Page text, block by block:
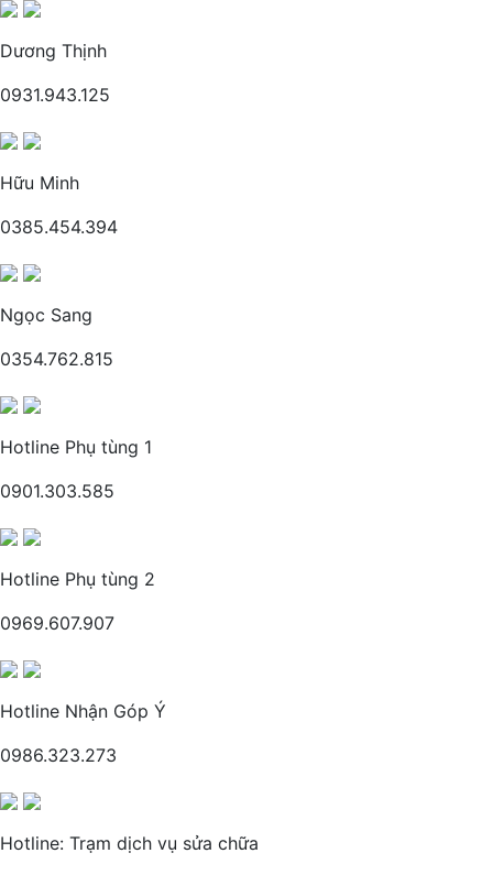
Dương Thịnh
0931.943.125
Hữu Minh
0385.454.394
Ngọc Sang
0354.762.815
Hotline Phụ tùng 1
0901.303.585
Hotline Phụ tùng 2
0969.607.907
Hotline Nhận Góp Ý
0986.323.273
Hotline: Trạm dịch vụ sửa chữa